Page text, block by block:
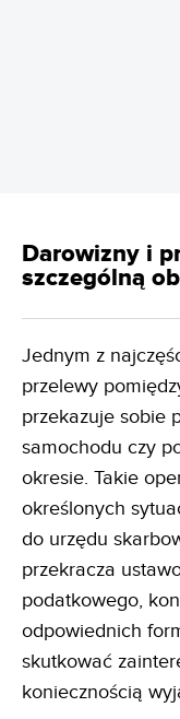
Darowizny i
szczególną
Jednym z
przelewy
przekazuje sobie
samochodu czy
okresie. Takie
określonych
do urzędu
przekracza
podatkowego,
odpowiednich
skutkować
koniecznością